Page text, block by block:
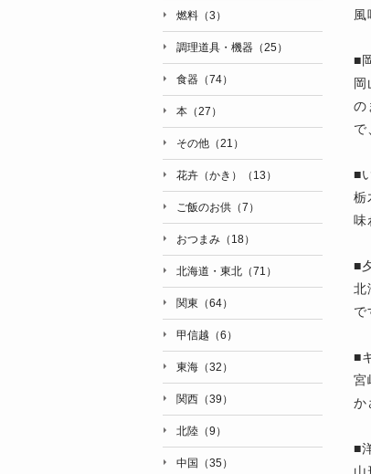
■
岡
の
で
■
栃
味
■
北
で
■
宮
か
■
山
燃料（3）
調理道具・機器（25）
食器（74）
本（27）
その他（21）
花卉（かき）（13）
ご飯のお供（7）
おつまみ（18）
北海道・東北（71）
関東（64）
甲信越（6）
東海（32）
関西（39）
北陸（9）
中国（35）